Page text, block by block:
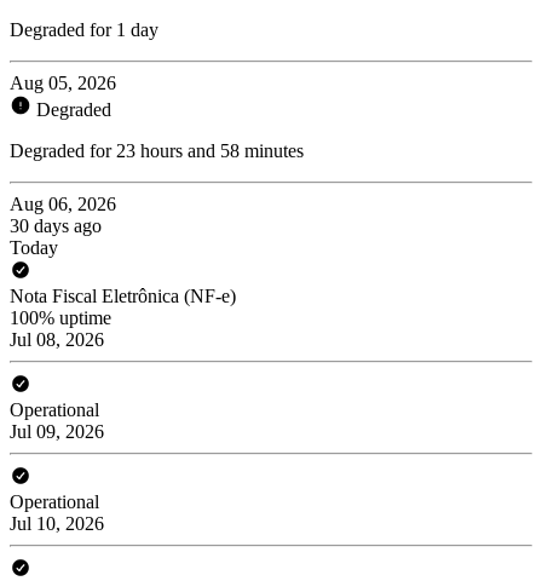
Degraded for 1 day
Aug 05, 2026
Degraded
Degraded for 23 hours and 58 minutes
Aug 06, 2026
30 days ago
Today
Nota Fiscal Eletrônica (NF-e)
100% uptime
Jul 08, 2026
Operational
Jul 09, 2026
Operational
Jul 10, 2026